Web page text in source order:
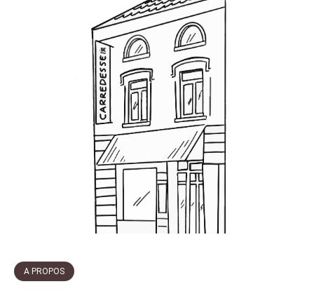
A PROPOS